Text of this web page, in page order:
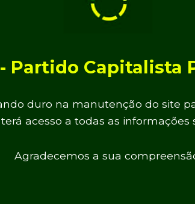
- Partido Capitalista
duro na manutenção do site
acesso a todas as informações
Agradecemos a sua